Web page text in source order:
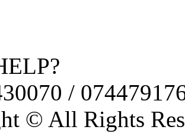
/
© All Rights